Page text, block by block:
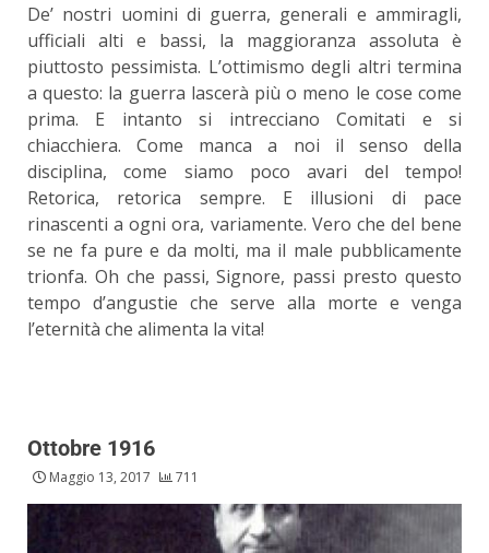
De’ nostri uomini di guerra, generali e ammiragli,
ufficiali alti e bassi, la maggioranza assoluta è
piuttosto pessimista. L’ottimismo degli altri termina
a questo: la guerra lascerà più o meno le cose come
prima. E intanto si intrecciano Comitati e si
chiacchiera. Come manca a noi il senso della
disciplina, come siamo poco avari del tempo!
Retorica, retorica sempre. E illusioni di pace
rinascenti a ogni ora, variamente. Vero che del bene
se ne fa pure e da molti, ma il male pubblicamente
trionfa. Oh che passi, Signore, passi presto questo
tempo d’angustie che serve alla morte e venga
l’eternità che alimenta la vita!
Ottobre 1916
Maggio 13, 2017 711